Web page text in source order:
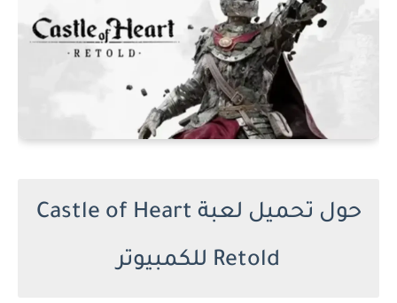
حول تحميل لعبة Castle of Heart
Retold للكمبيوتر